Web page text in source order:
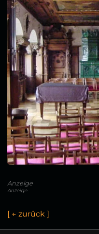
Anzeige
Anzeige
[ ← zurück ]